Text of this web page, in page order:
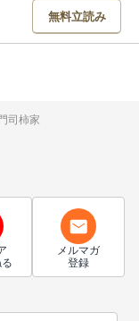
無料立読み
司柿家
メルマガ
登録